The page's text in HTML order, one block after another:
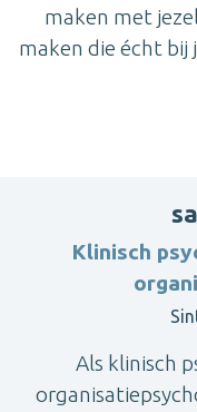
maken met
maken die écht bij
Klinisch
Als klinisch